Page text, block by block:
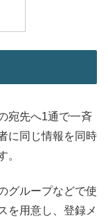
宛先へ1通で一斉
に同じ情報を同時
。
グループなどで使
を用意し、登録メ